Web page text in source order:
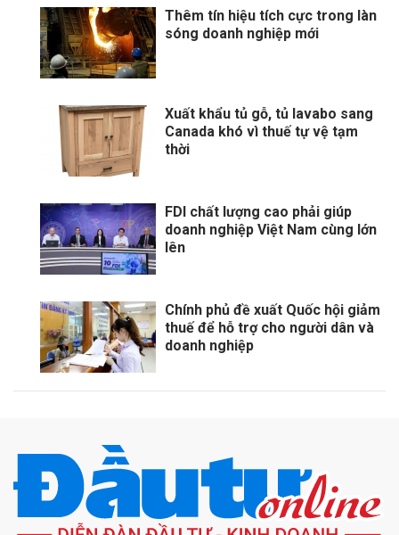
Thêm tín hiệu tích cực trong làn
sóng doanh nghiệp mới
Xuất khẩu tủ gỗ, tủ lavabo sang
Canada khó vì thuế tự vệ tạm
thời
FDI chất lượng cao phải giúp
doanh nghiệp Việt Nam cùng lớn
lên
Chính phủ đề xuất Quốc hội giảm
thuế để hỗ trợ cho người dân và
doanh nghiệp